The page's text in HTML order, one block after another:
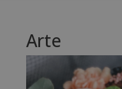
Arte